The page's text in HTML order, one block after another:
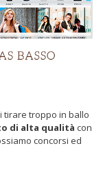
tirare troppo in ballo
di alta qualità con
concorsi ed